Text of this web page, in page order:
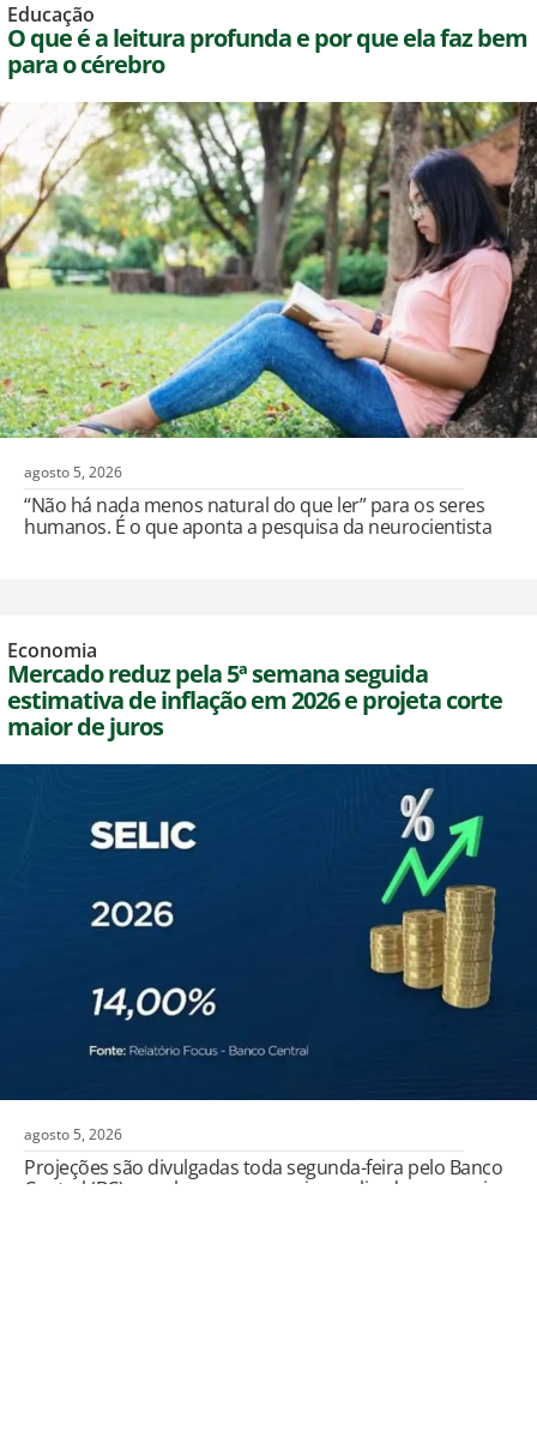
Educação
O que é a leitura profunda e por que ela faz bem
para o cérebro
agosto 5, 2026
“Não há nada menos natural do que ler” para os seres
humanos. É o que aponta a pesquisa da neurocientista
Economia
Mercado reduz pela 5ª semana seguida
estimativa de inflação em 2026 e projeta corte
maior de juros
agosto 5, 2026
Projeções são divulgadas toda segunda-feira pelo Banco
Central (BC), com base em pesquisa realizada com mais